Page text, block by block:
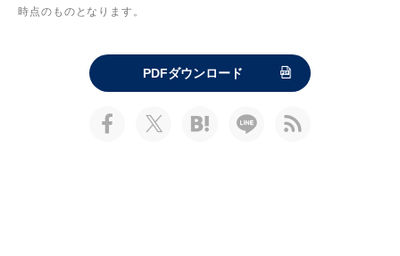
時点のものとなります。
PDFダウンロード